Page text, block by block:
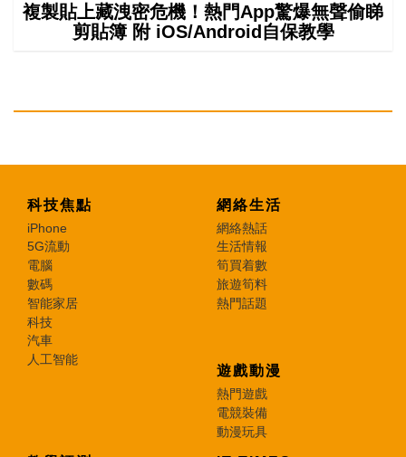
複製貼上藏洩密危機！熱門App驚爆無聲偷睇
剪貼簿 附 iOS/Android自保教學
科技焦點
iPhone
5G流動
電腦
數碼
智能家居
科技
汽車
人工智能
網絡生活
網絡熱話
生活情報
筍買着數
旅遊筍料
熱門話題
遊戲動漫
熱門遊戲
電競裝備
動漫玩具